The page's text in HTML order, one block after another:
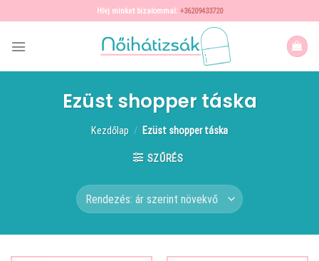
to
content
Hívj minket bizalommal: +36209433720
Ezüst shopper táska
Kezdőlap / Ezüst shopper táska
SZŰRÉS